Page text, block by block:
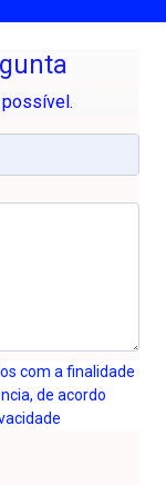
com a finalidade
de acordo